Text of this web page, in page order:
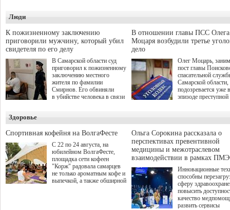
"Помощь фронту и семьям
участников СВО", которая
прошла в Отрадном 7
августа.
на трудоустройство
спокойную
мирной жизни.
Люди
К пожизненному заключению
приговорили мужчину, который убил
свидетеля по его делу
В Самарской области суд
приговорил к пожизненному
заключению местного
жителя по фамилии
Смирнов. Его обвиняли
в убийстве человека в связи
В отношении главы ПСС Олега
Моцаря возбудили третье
дело
Олег Моцарь,
пост главы
спасательной
Самарской области,
подозревается уже
эпизоде преступной
а сам он
Здоровье
Спортивная кофейня на ВолгаФесте
С 22 по 24 августа, на
юбилейном ВолгаФесте,
площадка сети кофеен
"Корж" радовала самарцев
не только ароматным кофе и
выпечкой, а также обширной
Ольга Сорокина рассказала о
перспективах превентивной
медицины и межотраслевом
взаимодействии в рамках
Инновационные
способны
сферу
повысить
качество
развить сервисы